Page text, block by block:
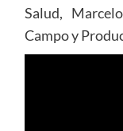
Salud,
Campo y